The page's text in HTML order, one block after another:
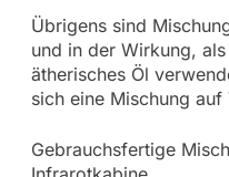
Übrigens sind
und in der Wirkung,
ätherisches Öl
sich eine Mischung
Gebrauchsfertige